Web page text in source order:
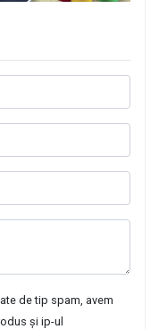
de tip spam, avem
și ip-ul